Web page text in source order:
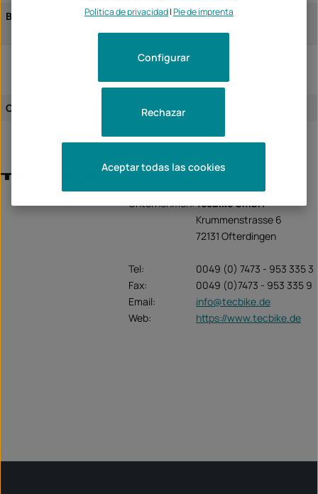
BMW
S 1000 RR 2017
S 1000 RR 2018
Cesión del artículo: específico del vehículo
Unternehmen:TecBike GmbH
Krummenstrasse 6
72131 Ofterdingen
Tel:
0049 (0) 7473 - 953 335 3
Fax:
0049 (0)7473 - 953 335 9
Email:
info@tecbike.de
Web:
https://www.tecbike.de
Política de privacidad|Pie de imprenta
Rechazar
Configurar
Aceptar todas las cookies